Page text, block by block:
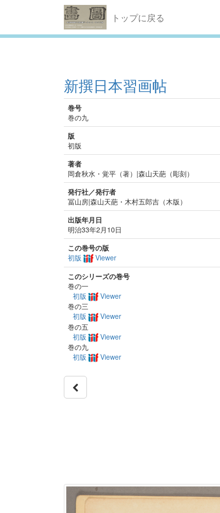
トップに戻る
新撰日本習画帖
巻号
巻の九
版
初版
著者
岡倉秋水・覚平（著）|森山天葩（彫刻）
発行社／発行者
冨山房|森山天葩・木村五郎吉（木版）
出版年月日
明治33年2月10日
この巻号の版
初版
Viewer
このシリーズの巻号
巻の一
初版
Viewer
巻の三
初版
Viewer
巻の五
初版
Viewer
巻の九
初版
Viewer